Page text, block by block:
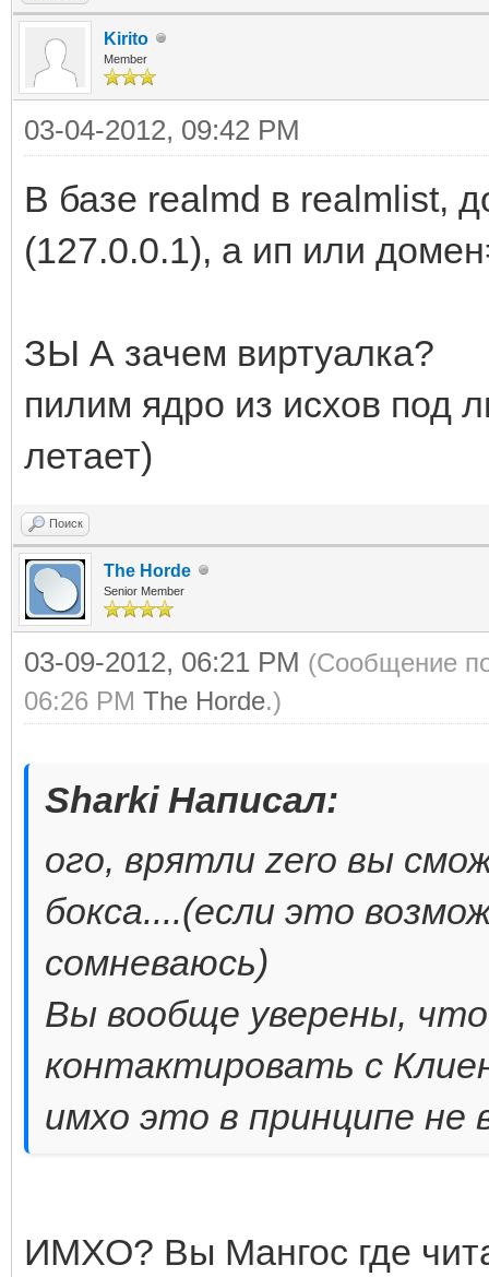
Kirito
Member
03-04-2012, 09:42 PM
В базе realmd в realmlist,
(127.0.0.1), а ип или
ЗЫ А зачем виртуалка?
пилим ядро из исхов под
летает)
Поиск
The Horde
Senior Member
03-09-2012, 06:21 PM (Сообщение
06:26 PM The Horde.)
Sharki Написал:
ого, врятли zero вы
бокса....(если это
сомневаюсь)
Вы вообще уверены,
контактировать с
имхо это в принципе не
ИМХО? Вы Мангос где